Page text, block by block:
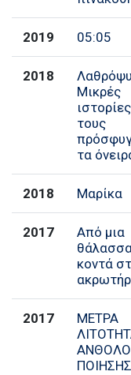
2019 05:05
2018
Μικρές
τους
τα
2018 Μαρίκα
2017
Από μια
κοντά
2017
ΜΕΤΡΑ
ΠΟΙΗΣΗΣ